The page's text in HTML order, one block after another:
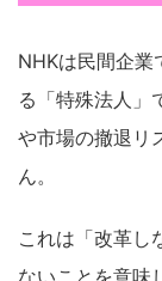
NHKは民間企業
る「特殊法人」
や市場の撤退リ
ん。
これは「改革し